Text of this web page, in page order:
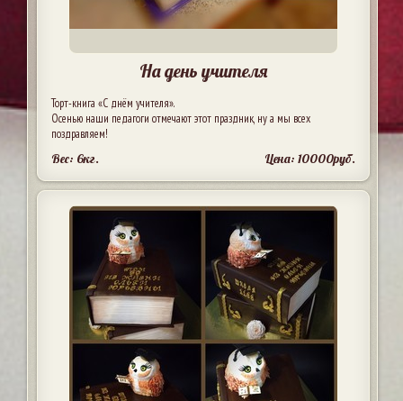
На день учителя
Торт-книга «С днём учителя».
Осенью наши педагоги отмечают этот праздник, ну а мы всех
поздравляем!
Вес: 6кг. Цена: 10000руб.